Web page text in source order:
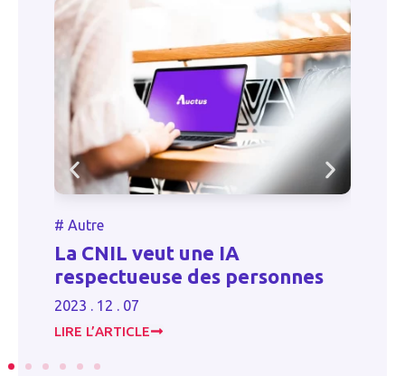
# Autre
La CNIL veut une IA
respectueuse des personnes
2023 . 12 . 07
LIRE L’ARTICLE